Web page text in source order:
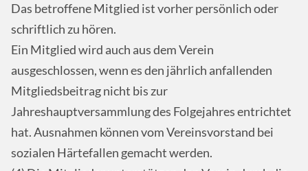
Das betroffene Mitglied ist vorher persönlich oder
schriftlich zu hören.
Ein Mitglied wird auch aus dem Verein
ausgeschlossen, wenn es den jährlich anfallenden
Mitgliedsbeitrag nicht bis zur
Jahreshauptversammlung des Folgejahres entrichtet
hat. Ausnahmen können vom Vereinsvorstand bei
sozialen Härtefallen gemacht werden.